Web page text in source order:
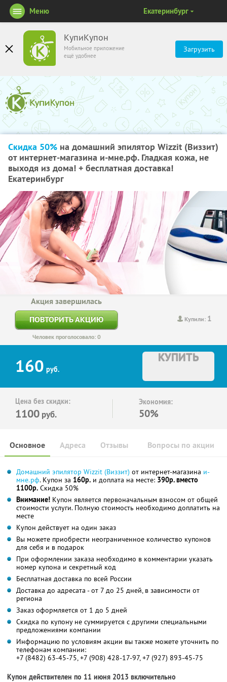
КупиКупон
Мобильное приложение
ещё удобнее
Загрузить
Меню Екатеринбург
Скидка 50% на домашний эпилятор Wizzit (Виззит)
от интернет-магазина и-мне.рф. Гладкая кожа, не
выходя из дома! + бесплатная доставка!
Екатеринбург
Купили: 1
Акция завершилась
ПОВТОРИТЬ АКЦИЮ
Человек проголосовало: 0
160 руб.
КУПИТЬ
Цена без скидки:
1100 руб.
Экономия:
50%
Основное Отзывы Вопросы по акции
Адреса
Домашний эпилятор Wizzit (Виззит) от интернет-магазина и-
мне.рф. Купон за 160р. и доплата на месте: 390р. вместо
1100р. Скидка 50%
Внимание! Купон является первоначальным взносом от общей
стоимости услуги. Полную стоимость необходимо доплатить на
месте
Купон действует на один заказ
Вы можете приобрести неограниченное количество купонов
для себя и в подарок
При оформлении заказа необходимо в комментарии указать
номер купона и секретный код
Бесплатная доставка по всей России
Доставка до адресата - от 7 до 25 дней, в зависимости от
региона
Заказ оформляется от 1 до 5 дней
Скидка по купону не суммируется с другими специальными
предложениями компании
Информацию по условиям акции вы также можете уточнить по
телефонам компании:
+7 (8482) 63-45-75, +7 (908) 428-17-97, +7 (927) 893-45-75
Купон действителен по 11 июня 2013 включительно